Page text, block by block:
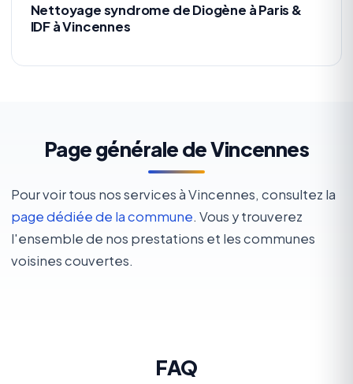
Nettoyage syndrome de Diogène à Paris &
IDF à Vincennes
Page générale de Vincennes
Pour voir tous nos services à Vincennes, consultez la
page dédiée de la commune. Vous y trouverez
l'ensemble de nos prestations et les communes
voisines couvertes.
FAQ